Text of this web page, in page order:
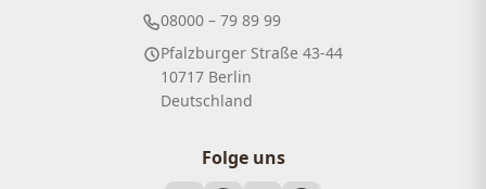
08000 – 79 89 99
Pfalzburger Straße 43-44
10717 Berlin
Deutschland
Folge uns